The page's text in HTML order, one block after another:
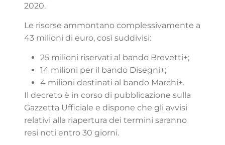
2020.
Le risorse ammontano complessivamente a
43 milioni di euro, così suddivisi:
25 milioni riservati al bando Brevetti+;
14 milioni per il bando Disegni+;
4 milioni destinati al bando Marchi+.
Il decreto è in corso di pubblicazione sulla
Gazzetta Ufficiale e dispone che gli avvisi
relativi alla riapertura dei termini saranno
resi noti entro 30 giorni.